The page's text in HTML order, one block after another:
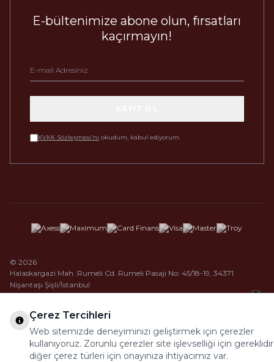
E-bültenimize abone olun, fırsatları
kaçırmayın!
KVKK Sözleşmesi'ni okudum, kabul ediyorum.
© 2026
Halaskargazi Mah. Rumeli Cd. Rumeli Pasajı No: 45/18-19, 34371
Nişantaşı Şişli/İstanbul
Çerez Tercihleri
Web sitemizde deneyiminizi geliştirmek için çerezler
kullanıyoruz. Zorunlu çerezler site işlevselliği için
diğer çerez türleri için onayınıza ihtiyacımız var.